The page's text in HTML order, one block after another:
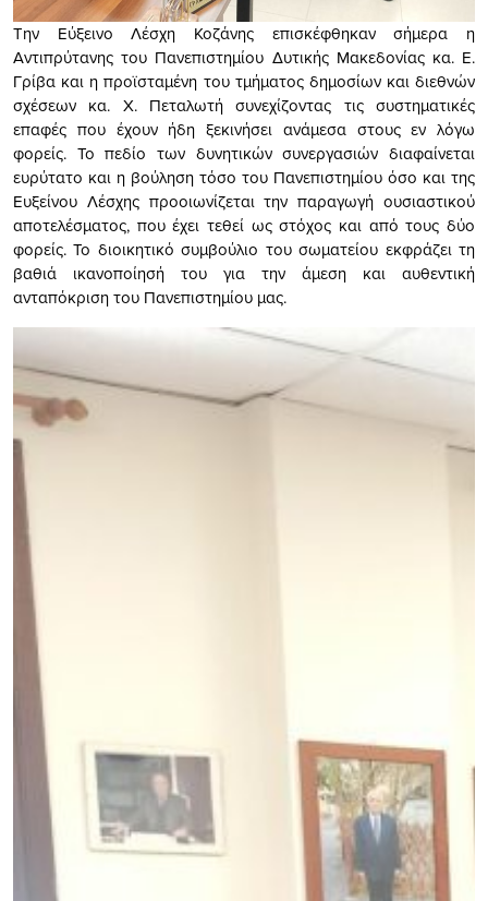
Την Εύξεινο Λέσχη Κοζάνης επισκέφθηκαν σήμερα η
Αντιπρύτανης του Πανεπιστημίου Δυτικής Μακεδονίας κα. Ε.
Γρίβα και η προϊσταμένη του τμήματος δημοσίων και διεθνών
σχέσεων κα. Χ. Πεταλωτή συνεχίζοντας τις συστηματικές
επαφές που έχουν ήδη ξεκινήσει ανάμεσα στους εν λόγω
φορείς. Το πεδίο των δυνητικών συνεργασιών διαφαίνεται
ευρύτατο και η βούληση τόσο του Πανεπιστημίου όσο και της
Ευξείνου Λέσχης προοιωνίζεται την παραγωγή ουσιαστικού
αποτελέσματος, που έχει τεθεί ως στόχος και από τους δύο
φορείς. Το διοικητικό συμβούλιο του σωματείου εκφράζει τη
βαθιά ικανοποίησή του για την άμεση και αυθεντική
ανταπόκριση του Πανεπιστημίου μας.